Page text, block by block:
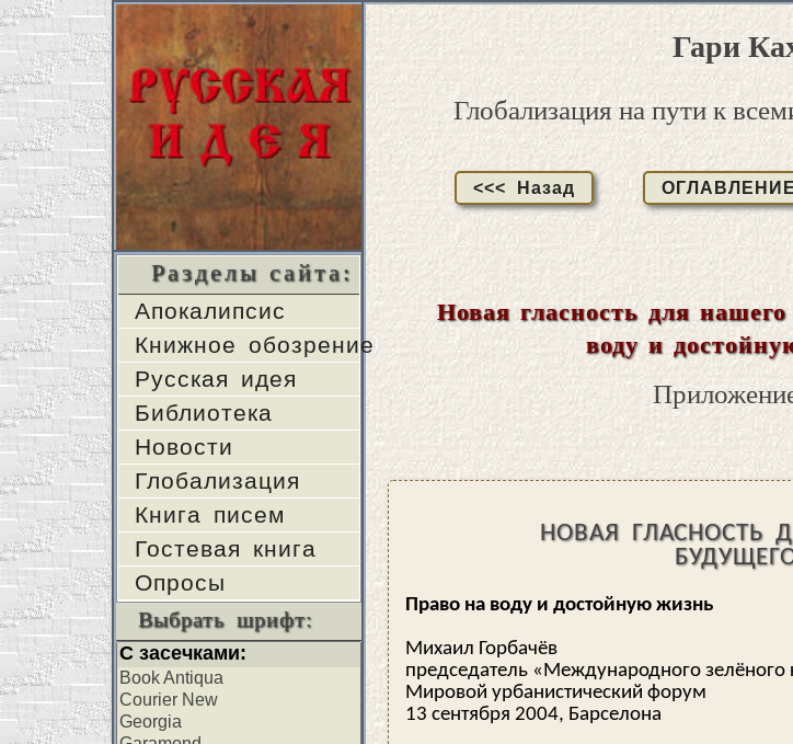
Гари
Глобализация на пути к
<<< Назад ОГЛАВЛЕНИЕ
Разделы сайта:
Апокалипсис
Книжное обозрение
Русская идея
Библиотека
Новости
Глобализация
Книга писем
Гостевая книга
Опросы
Выбрать шрифт:
Новая гласность для
воду и
НОВАЯ ГЛАСНОСТЬ
Право на воду и достойную жизнь
Михаил Горбачёв
председатель «Международного зелёного
Мировой урбанистический форум
13 сентября 2004, Барселона